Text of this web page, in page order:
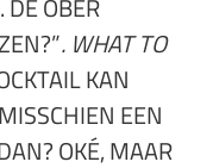
DE OBER
. WHAT TO
KAN
EEN
OKÉ, MAAR